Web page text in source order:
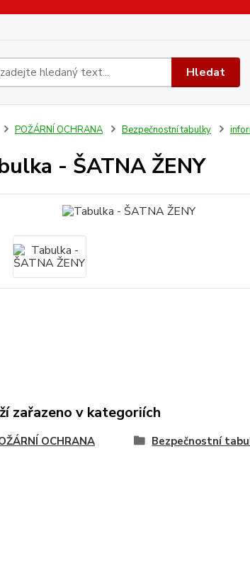
Hledat
POŽÁRNÍ OCHRANA Bezpečnostní tabulky
- ŠATNA ŽENY
zařazeno v kategoriích
OCHRANA Bezpečnostní